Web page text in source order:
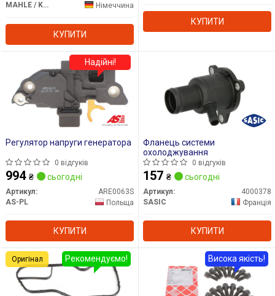
MAHLE / KNECHT
Німеччина
КУПИТИ
КУПИТИ
Регулятор напруги генератора
0 відгуків
994 ₴ сьогодні
Артикул:
ARE0063S
AS-PL
Польща
КУПИТИ
Надійні!
Фланець системи
охолоджування
0 відгуків
157 ₴ сьогодні
Артикул:
4000378
SASIC
Франція
КУПИТИ
Рекомендуємо!
Оригінал Висока якість!